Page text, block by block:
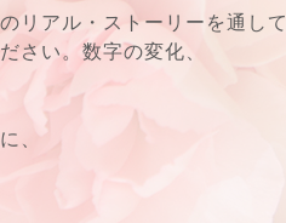
リアル・ストーリーを通して
さい。数字の変化、
、